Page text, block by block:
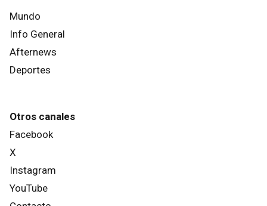
Mundo
Info General
Afternews
Deportes
Otros canales
Facebook
X
Instagram
YouTube